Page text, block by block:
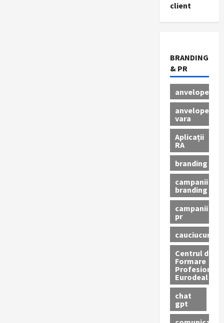
client
BRANDING
& PR
anvelope
anvelope
vara
Aplicații
RA
branding
campanii
branding
campanii
pr
cauciucuri
Centrul de
Formare
Profesionala
Eurodeal
chat
gpt